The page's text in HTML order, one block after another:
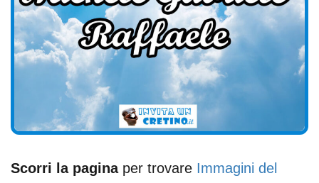
Scorri la pagina per trovare Immagini del